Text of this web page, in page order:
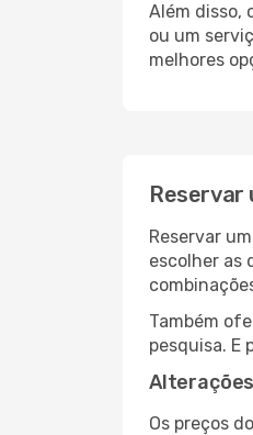
Além disso,
ou um
melhores
Reservar
Reservar
escolher as
Também
pesquisa. E
Os preços